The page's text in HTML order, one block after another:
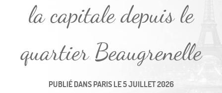
la capitale depuis le
quartier Beaugrenelle
PUBLIÉ DANSPARISLE5 JUILLET 2026